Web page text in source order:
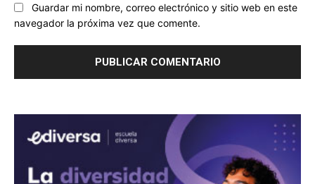
Guardar mi nombre, correo electrónico y sitio web en este
navegador la próxima vez que comente.